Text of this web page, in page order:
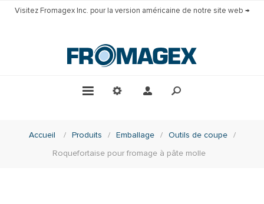
Visitez Fromagex Inc. pour la version américaine de notre site web →
Accueil / Produits / Emballage / Outils de coupe
/
Roquefortaise pour fromage à pâte molle